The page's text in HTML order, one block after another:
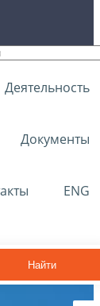
Деятельность
Документы
ENG
Найти